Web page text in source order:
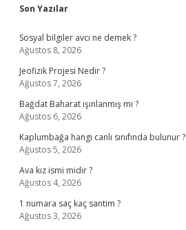
Sidebar
Son Yazılar
Sosyal bilgiler avcı ne demek ?
Ağustos 8, 2026
Jeofizik Projesi Nedir ?
Ağustos 7, 2026
Bağdat Baharat ışınlanmış mı ?
Ağustos 6, 2026
Kaplumbağa hangi canlı sınıfında bulunur ?
Ağustos 5, 2026
Ava kız ismi midir ?
Ağustos 4, 2026
1 numara saç kaç santim ?
Ağustos 3, 2026